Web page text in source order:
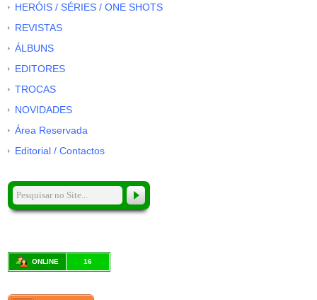
HERÓIS / SÉRIES / ONE SHOTS
REVISTAS
ÁLBUNS
EDITORES
TROCAS
NOVIDADES
Área Reservada
Editorial / Contactos
ONLINE 16